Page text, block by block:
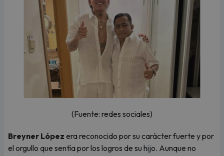
(Fuente: redes sociales)
Breyner López era reconocido por su carácter fuerte y por
el orgullo que sentía por los logros de su hijo. Aunque no